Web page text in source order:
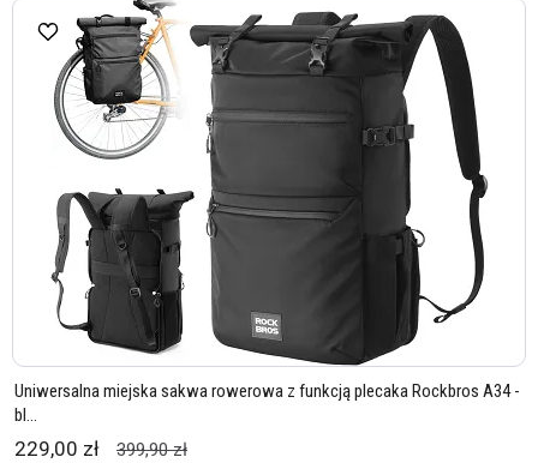
Uniwersalna miejska sakwa rowerowa z funkcją plecaka Rockbros A34 -
bl...
229,00 zł 399,90 zł